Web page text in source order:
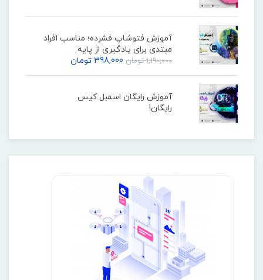
آموزش فتوشاپ فشرده؛ مناسب افراد
مبتدی برای یادگیری از پایه
1,190,000 تومان 398,000 تومان
آموزش رایگان اسمبل کیس
رایگان!